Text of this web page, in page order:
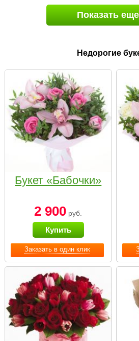
Показать еще
Недорогие
Заказать в один клик
Букет «Бабочки»
2 900 руб.
Купить